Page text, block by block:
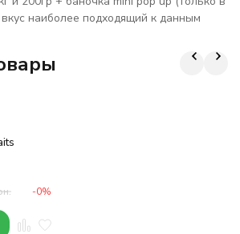
вкус наиболее подходящий к данным
-0%